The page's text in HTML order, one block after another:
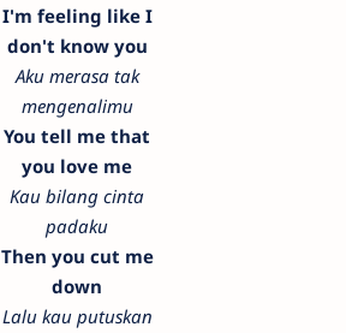
I'm feeling like I
don't know you
Aku merasa tak
mengenalimu
You tell me that
you love me
Kau bilang cinta
padaku
Then you cut me
down
Lalu kau putuskan